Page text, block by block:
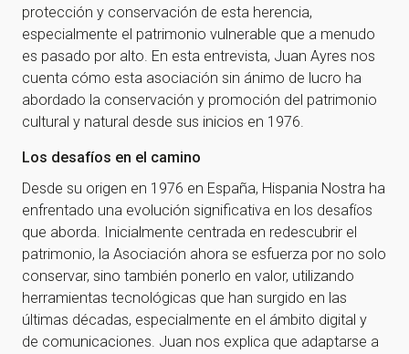
protección y conservación de esta herencia,
especialmente el patrimonio vulnerable que a menudo
es pasado por alto. En esta entrevista, Juan Ayres nos
cuenta cómo esta asociación sin ánimo de lucro ha
abordado la conservación y promoción del patrimonio
cultural y natural desde sus inicios en 1976.
Los desafíos en el camino
Desde su origen en 1976 en España, Hispania Nostra ha
enfrentado una evolución significativa en los desafíos
que aborda. Inicialmente centrada en redescubrir el
patrimonio, la Asociación ahora se esfuerza por no solo
conservar, sino también ponerlo en valor, utilizando
herramientas tecnológicas que han surgido en las
últimas décadas, especialmente en el ámbito digital y
de comunicaciones. Juan nos explica que adaptarse a